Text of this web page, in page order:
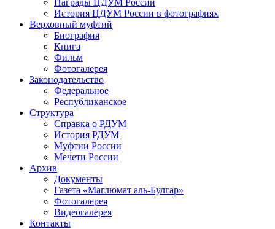
Награды ЦДУМ России
История ЦДУМ России в фотографиях
Верховный муфтий
Биография
Книга
Фильм
Фотогалерея
Законодательство
Федеральное
Республиканское
Структура
Справка о РДУМ
История РДУМ
Муфтии России
Мечети России
Архив
Документы
Газета «Маглюмат аль-Булгар»
Фотогалерея
Видеогалерея
Контакты